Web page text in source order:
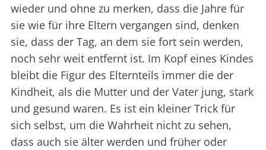
wieder und ohne zu merken, dass die Jahre für
sie wie für ihre Eltern vergangen sind, denken
sie, dass der Tag, an dem sie fort sein werden,
noch sehr weit entfernt ist. Im Kopf eines Kindes
bleibt die Figur des Elternteils immer die der
Kindheit, als die Mutter und der Vater jung, stark
und gesund waren. Es ist ein kleiner Trick für
sich selbst, um die Wahrheit nicht zu sehen,
dass auch sie älter werden und früher oder